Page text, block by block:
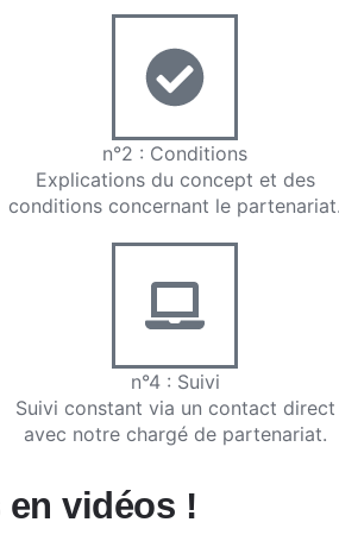
n°2 : Conditions
Explications du concept et des
conditions concernant le partenariat.
n°4 : Suivi
Suivi constant via un contact direct
avec notre chargé de partenariat.
en vidéos !